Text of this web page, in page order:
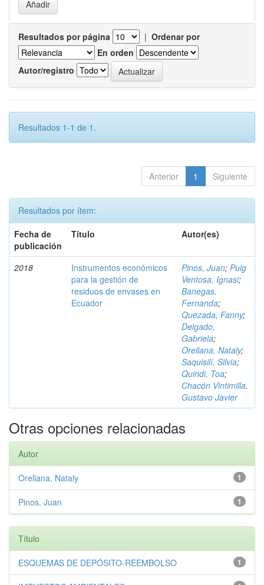
Resultados por página | Ordenar por
En orden
Autor/registro
Resultados 1-1 de 1.
Anterior 1 Siguiente
Resultados por ítem:
Fecha de
publicación
Título Autor(es)
2018
Instrumentos económicos
para la gestión de
residuos de envases en
Ecuador
Pinos, Juan; Puig
Ventosa, Ignasi;
Banegas,
Fernanda;
Quezada, Fanny;
Delgado,
Gabriela;
Orellana, Nataly;
Saquisilí, Silvia;
Quindi, Toa;
Chacón Vintimilla,
Gustavo Javier
Otras opciones relacionadas
Autor
1
Orellana, Nataly
1
Pinos, Juan
Título
1
ESQUEMAS DE DEPÓSITO-REEMBOLSO